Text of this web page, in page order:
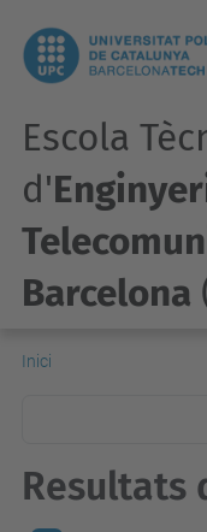
Escola
d'
Barcelona
Inici
Resultats